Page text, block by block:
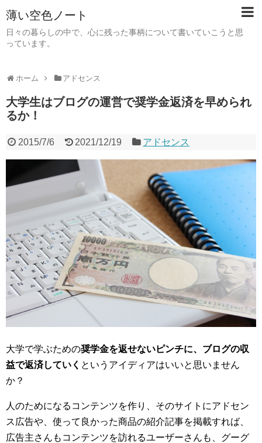
薄い空色ノート
日々の暮らしの中で、心に残った事柄について書いていこうと思
っています。
ホーム アドセンス
大学生はブログの運営で奨学金返済を早められ
るか！
2015/7/6 2021/12/19 アドセンス
大学で学ぶための奨学金を返せないピンチに、ブログの収
益で返済していく というアイディアはいいと思いません
か？
人のためになるコンテンツを作り、そのサイトにアドセン
ス広告や、使って良かった商品の紹介記事を掲載すれば、
広告主さんもコンテンツを訪れるユーザーさんも、グーグ